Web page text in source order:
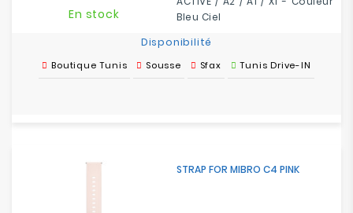
Bleu Ciel
En stock
Disponibilité
Boutique Tunis Sousse Sfax Tunis Drive-IN
STRAP FOR MIBRO C4 PINK